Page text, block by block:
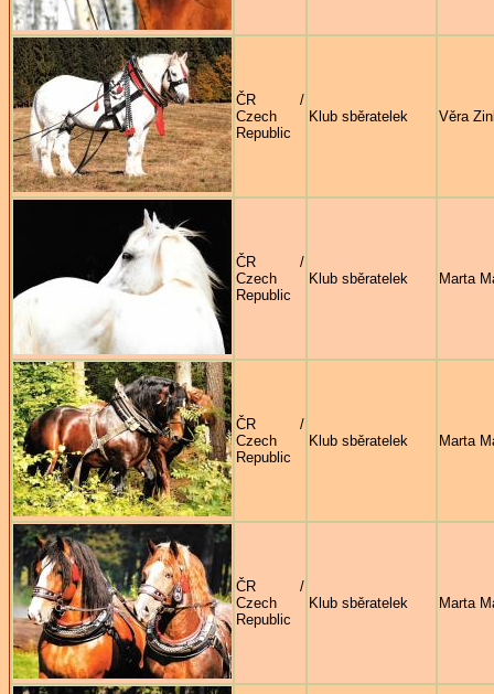
ČR /
Czech
Republic
Klub sběratelek Věra
ČR /
Czech
Republic
Klub sběratelek Marta
ČR /
Czech
Republic
Klub sběratelek Marta
ČR /
Czech
Republic
Klub sběratelek Marta